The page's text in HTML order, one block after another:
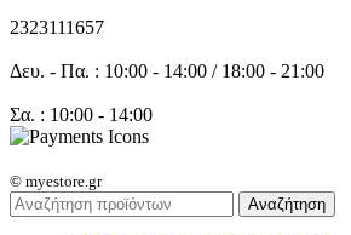
2323111657
Δευ. - Πα. : 10:00 - 14:00 / 18:00 - 21:00
Σα. : 10:00 - 14:00
© myestore.gr
Αναζήτηση